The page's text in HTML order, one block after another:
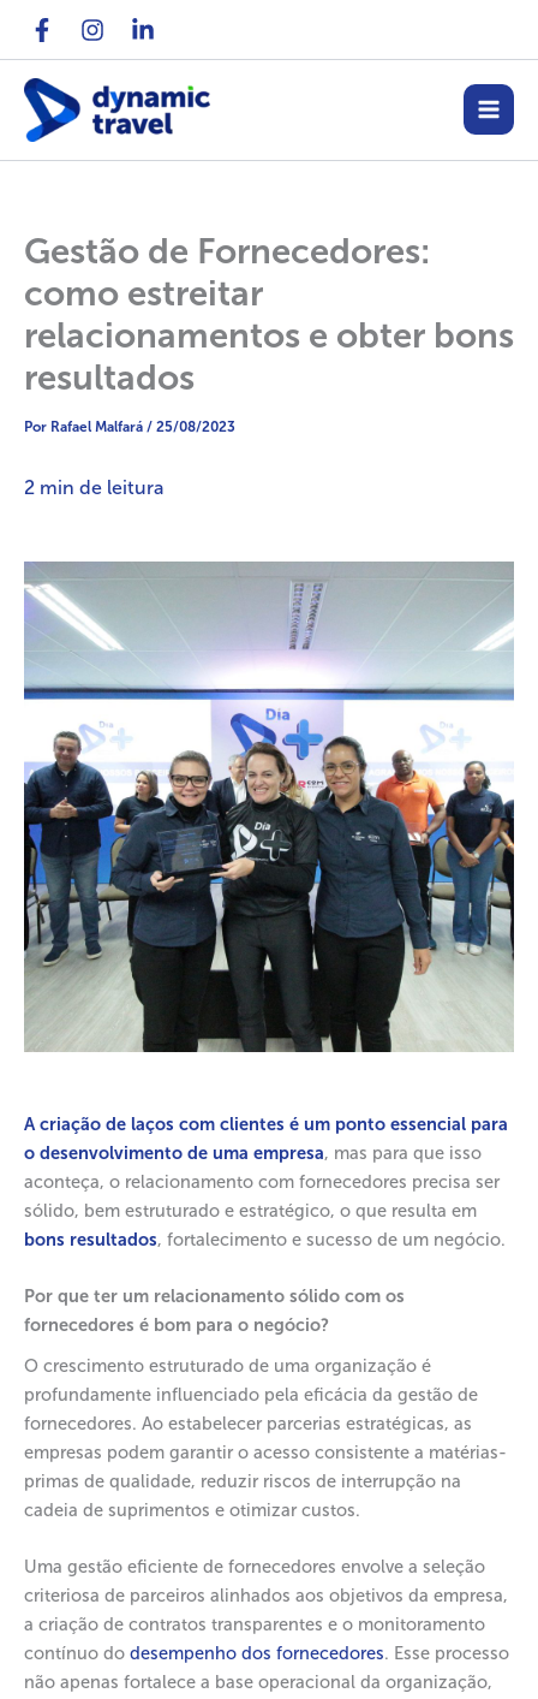
conteúdo
Gestão de Fornecedores:
como estreitar
relacionamentos e obter bons
resultados
Por Rafael Malfará / 25/08/2023
2 min de leitura
A criação de laços com clientes é um ponto essencial para
o desenvolvimento de uma empresa, mas para que isso
aconteça, o relacionamento com fornecedores precisa ser
sólido, bem estruturado e estratégico, o que resulta em
bons resultados, fortalecimento e sucesso de um negócio.
Por que ter um relacionamento sólido com os
fornecedores é bom para o negócio?
O crescimento estruturado de uma organização é
profundamente influenciado pela eficácia da gestão de
fornecedores. Ao estabelecer parcerias estratégicas, as
empresas podem garantir o acesso consistente a matérias-
primas de qualidade, reduzir riscos de interrupção na
cadeia de suprimentos e otimizar custos.
Uma gestão eficiente de fornecedores envolve a seleção
criteriosa de parceiros alinhados aos objetivos da empresa,
a criação de contratos transparentes e o monitoramento
contínuo do desempenho dos fornecedores. Esse processo
não apenas fortalece a base operacional da organização,